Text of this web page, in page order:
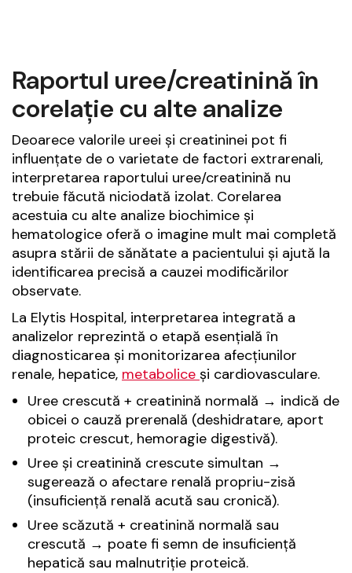
Raportul uree/creatinină în
corelație cu alte analize
Deoarece valorile ureei și creatininei pot fi
influențate de o varietate de factori extrarenali,
interpretarea raportului uree/creatinină nu
trebuie făcută niciodată izolat. Corelarea
acestuia cu alte analize biochimice și
hematologice oferă o imagine mult mai completă
asupra stării de sănătate a pacientului și ajută la
identificarea precisă a cauzei modificărilor
observate.
La Elytis Hospital, interpretarea integrată a
analizelor reprezintă o etapă esențială în
diagnosticarea și monitorizarea afecțiunilor
renale, hepatice, metabolice și cardiovasculare.
Uree crescută + creatinină normală → indică de
obicei o cauză prerenală (deshidratare, aport
proteic crescut, hemoragie digestivă).
Uree și creatinină crescute simultan →
sugerează o afectare renală propriu-zisă
(insuficiență renală acută sau cronică).
Uree scăzută + creatinină normală sau
crescută → poate fi semn de insuficiență
hepatică sau malnutriție proteică.